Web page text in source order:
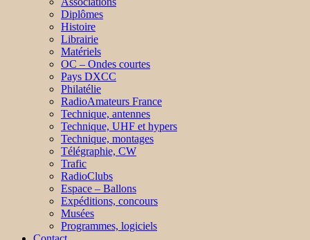
Diplômes
Histoire
Librairie
Matériels
OC – Ondes courtes
Pays DXCC
Philatélie
RadioAmateurs France
Technique, antennes
Technique, UHF et hypers
Technique, montages
Télégraphie, CW
Trafic
RadioClubs
Espace – Ballons
Expéditions, concours
Musées
Programmes, logiciels